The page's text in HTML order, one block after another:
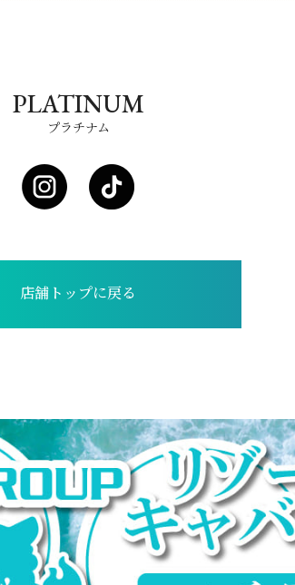
PLATINUM
プラチナム
店舗トップに戻る